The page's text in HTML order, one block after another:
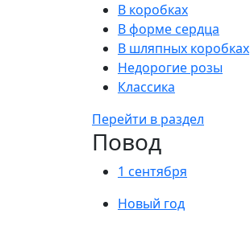
В коробках
В форме сердца
В шляпных коробках
Недорогие розы
Классика
Перейти в раздел
Повод
1 сентября
Новый год